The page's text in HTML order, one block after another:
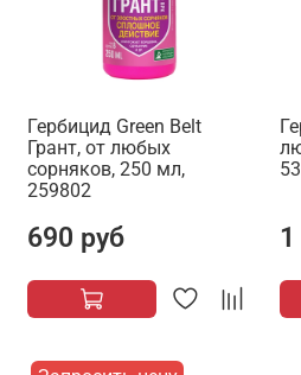
Гербицид Green Belt
Грант, от любых
сорняков, 250 мл,
259802
690 руб